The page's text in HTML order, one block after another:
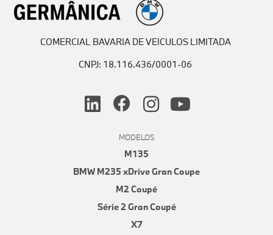
COMERCIAL BAVARIA DE VEICULOS LIMITADA
CNPJ: 18.116.436/0001-06
MODELOS
M135
BMW M235 xDrive Gran Coupe
M2 Coupé
Série 2 Gran Coupé
X7